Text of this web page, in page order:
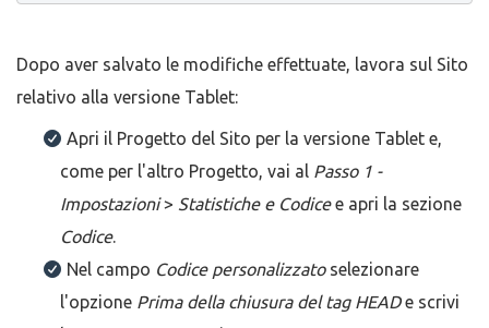
Dopo aver salvato le modifiche effettuate, lavora sul Sito
relativo alla versione Tablet:
Apri il Progetto del Sito per la versione Tablet e,
come per l'altro Progetto, vai al Passo 1 -
Impostazioni> Statistiche e Codicee apri la sezione
Codice.
Nel campo Codice personalizzatoselezionare
l'opzione Prima della chiusura del tag HEADe scrivi